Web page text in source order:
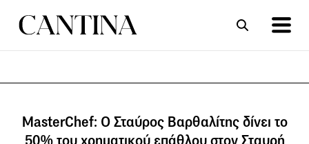
MasterChef: Ο Σταύρος Βαρθαλίτης δίνει το